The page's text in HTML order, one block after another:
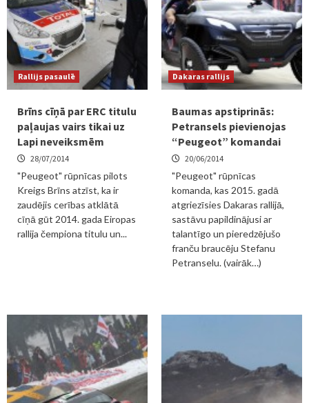
Rallijs pasaulē
Brīns cīņā par ERC titulu
paļaujas vairs tikai uz
Lapi neveiksmēm
28/07/2014
"Peugeot" rūpnīcas pilots
Kreigs Brīns atzīst, ka ir
zaudējis cerības atklātā
cīņā gūt 2014. gada Eiropas
rallija čempiona titulu un...
Dakaras rallijs
Baumas apstiprinās:
Petransels pievienojas
“Peugeot” komandai
20/06/2014
"Peugeot" rūpnīcas
komanda, kas 2015. gadā
atgriezīsies Dakaras rallijā,
sastāvu papildinājusi ar
talantīgo un pieredzējušo
franču braucēju Stefanu
Petranselu. (vairāk…)